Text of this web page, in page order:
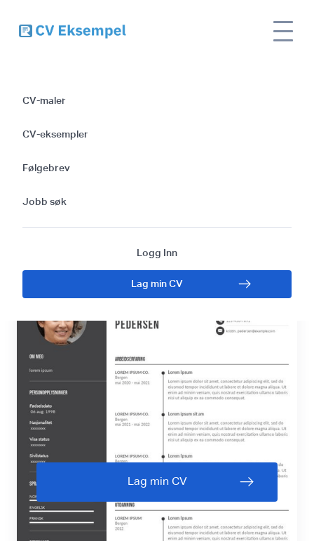
CV-maler
CV-eksempler
Følgebrev
Jobb søk
Logg Inn
Lag min CV
Eksempel på
markedssjef CV -
bruk vår gode guide
for en vinnende CV
Lag min CV